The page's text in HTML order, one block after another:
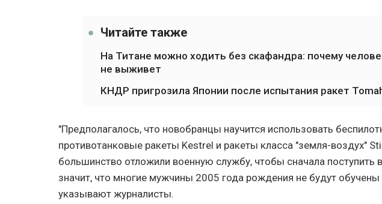
Читайте также
На Титане можно ходить без скафандра: почему
не выживет
КНДР пригрозила Японии после испытания ракет
"Предполагалось, что новобранцы научится использовать
противотанковые ракеты Kestrel и ракеты класса "земля-воздух"
большинство отложили военную службу, чтобы сначала поступить в
значит, что многие мужчины 2005 года рождения не будут
указывают журналисты.